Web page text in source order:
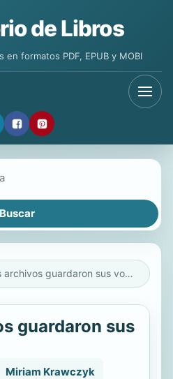
de Libros
en formatos PDF, EPUB y MOBI
Y los archivos guardaron sus voces
guardaron sus
Miriam Krawczyk